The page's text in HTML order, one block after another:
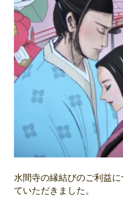
水間寺の縁結びのご利益に
ていただきました。